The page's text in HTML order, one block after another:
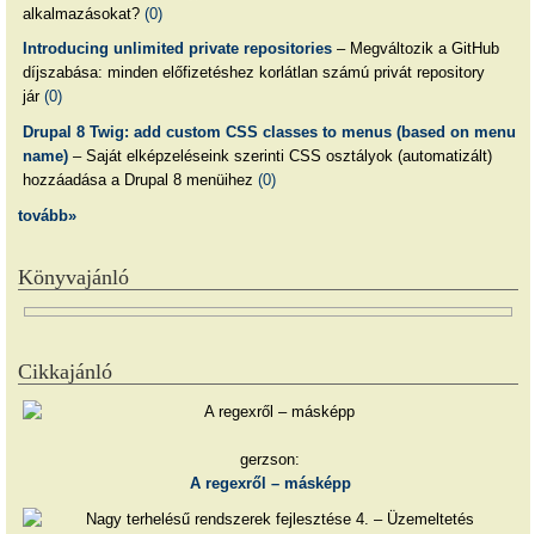
alkalmazásokat? (0)
Introducing unlimited private repositories– Megváltozik a GitHub
díjszabása: minden előfizetéshez korlátlan számú privát repository
jár (0)
Drupal 8 Twig: add custom CSS classes to menus (based on menu
name)– Saját elképzeléseink szerinti CSS osztályok (automatizált)
hozzáadása a Drupal 8 menüihez (0)
tovább»
Könyvajánló
Cikkajánló
gerzson:
A regexről – másképp